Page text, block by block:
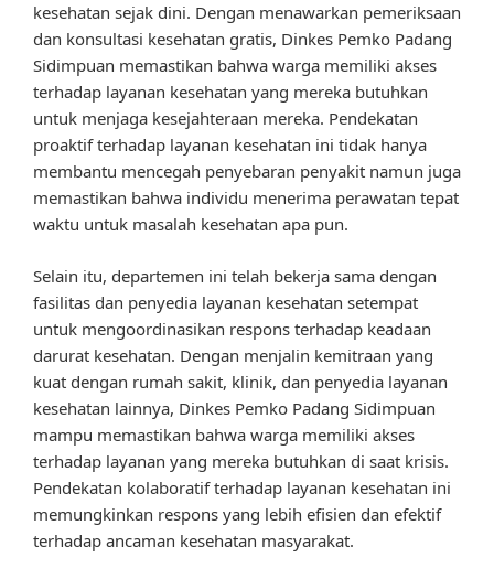
kesehatan sejak dini. Dengan menawarkan pemeriksaan
dan konsultasi kesehatan gratis, Dinkes Pemko Padang
Sidimpuan memastikan bahwa warga memiliki akses
terhadap layanan kesehatan yang mereka butuhkan
untuk menjaga kesejahteraan mereka. Pendekatan
proaktif terhadap layanan kesehatan ini tidak hanya
membantu mencegah penyebaran penyakit namun juga
memastikan bahwa individu menerima perawatan tepat
waktu untuk masalah kesehatan apa pun.
Selain itu, departemen ini telah bekerja sama dengan
fasilitas dan penyedia layanan kesehatan setempat
untuk mengoordinasikan respons terhadap keadaan
darurat kesehatan. Dengan menjalin kemitraan yang
kuat dengan rumah sakit, klinik, dan penyedia layanan
kesehatan lainnya, Dinkes Pemko Padang Sidimpuan
mampu memastikan bahwa warga memiliki akses
terhadap layanan yang mereka butuhkan di saat krisis.
Pendekatan kolaboratif terhadap layanan kesehatan ini
memungkinkan respons yang lebih efisien dan efektif
terhadap ancaman kesehatan masyarakat.